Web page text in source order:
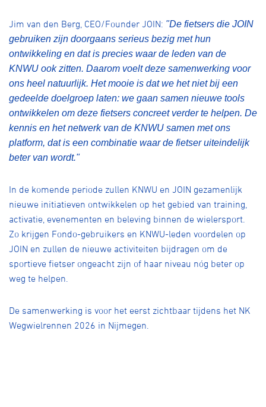
Jim van den Berg, CEO/Founder JOIN: "De fietsers die JOIN
gebruiken zijn doorgaans serieus bezig met hun
ontwikkeling en dat is precies waar de leden van de
KNWU ook zitten. Daarom voelt deze samenwerking voor
ons heel natuurlijk. Het mooie is dat we het niet bij een
gedeelde doelgroep laten: we gaan samen nieuwe tools
ontwikkelen om deze fietsers concreet verder te helpen. De
kennis en het netwerk van de KNWU samen met ons
platform, dat is een combinatie waar de fietser uiteindelijk
beter van wordt."
In de komende periode zullen KNWU en JOIN gezamenlijk
nieuwe initiatieven ontwikkelen op het gebied van training,
activatie, evenementen en beleving binnen de wielersport.
Zo krijgen Fondo-gebruikers en KNWU-leden voordelen op
JOIN en zullen de nieuwe activiteiten bijdragen om de
sportieve fietser ongeacht zijn of haar niveau nóg beter op
weg te helpen.
De samenwerking is voor het eerst zichtbaar tijdens het NK
Wegwielrennen 2026 in Nijmegen.